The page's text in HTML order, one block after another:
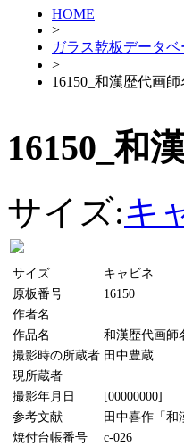
HOME
>
ガラス乾板データベ
>
16150_和漢歴代画師
16150_和
サイズ:キ
サイズ
キャビネ
原板番号
16150
作者名
作品名
和漢歴代画師
撮影時の所蔵者 田中豊蔵
現所蔵者
撮影年月日
[00000000]
参考文献
田中喜作「和
焼付台帳番号
c-026